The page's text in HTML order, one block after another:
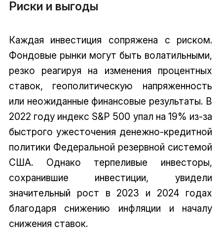
Риски и выгоды
Каждая инвестиция сопряжена с риском.
Фондовые рынки могут быть волатильными,
резко реагируя на изменения процентных
ставок, геополитическую напряженность
или неожиданные финансовые результаты. В
2022 году индекс S&P 500 упал на 19% из-за
быстрого ужесточения денежно-кредитной
политики Федеральной резервной системой
США. Однако терпеливые инвесторы,
сохранившие инвестиции, увидели
значительный рост в 2023 и 2024 годах
благодаря снижению инфляции и началу
снижения ставок.